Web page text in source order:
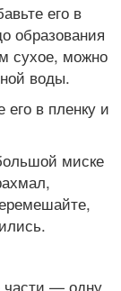
его в
образования
сухое, можно
воды.
в пленку и
миске
части — одну